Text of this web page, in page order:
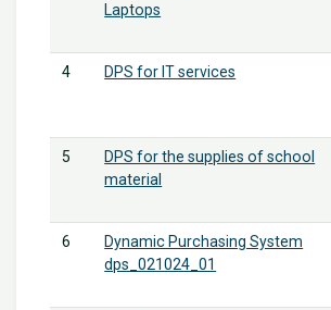
Laptops
4 DPS for IT services
5
DPS for the supplies of school
material
6
Dynamic Purchasing System
dps_021024_01